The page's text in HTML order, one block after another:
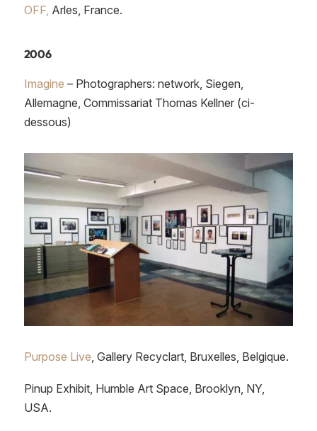
OFF, Arles, France.
2006
Imagine – Photographers: network, Siegen,
Allemagne, Commissariat Thomas Kellner (ci-
dessous)
Purpose Live, Gallery Recyclart, Bruxelles, Belgique.
Pinup Exhibit, Humble Art Space, Brooklyn, NY,
USA.